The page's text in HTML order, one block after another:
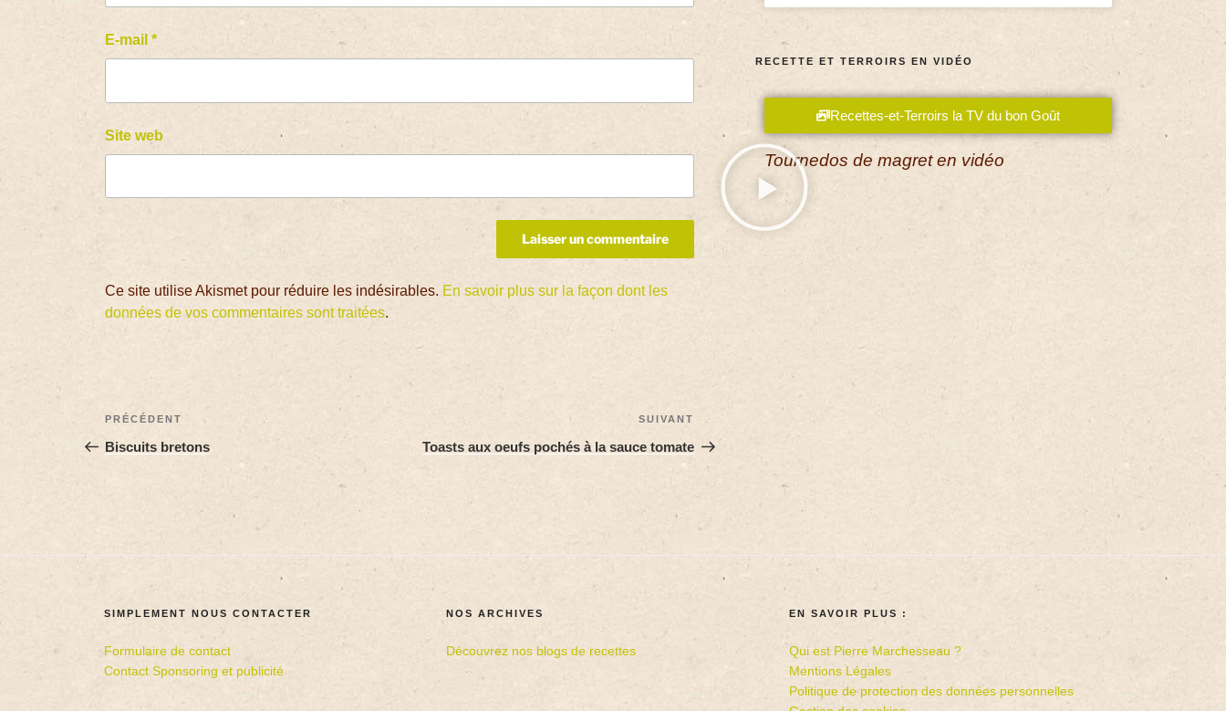
E-mail*
Site web
Ce site utilise Akismet pour réduire les indésirables. En savoir plus sur la façon dont les
données de vos commentaires sont traitées.
PRÉCÉDENT
Biscuits bretons
SUIVANT
Toasts aux oeufs pochés à la sauce tomate
RECETTE ET TERROIRS EN VIDÉO
Recettes-et-Terroirs la TV du bon Goût
Tournedos de magret en vidéo
SIMPLEMENT NOUS CONTACTER
Formulaire de contact
Contact Sponsoring et publicité
NOS ARCHIVES
Découvrez nos blogs de recettes
EN SAVOIR PLUS :
Qui est Pierre Marchesseau ?
Mentions Légales
Politique de protection des données personnelles